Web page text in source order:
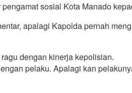
sosial Kota Manado
apalagi Kapolda pernah
dengan kinerja kepolisian.
pelaku. Apalagi kan